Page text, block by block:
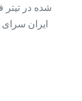
شده در تیتر
ایران